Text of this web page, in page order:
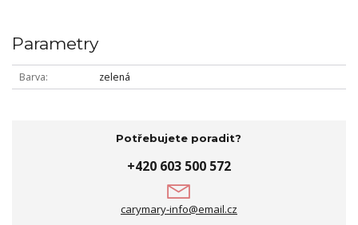
Parametry
Barva zelená
Potřebujete poradit?
+420 603 500 572
carymary-info@email.cz